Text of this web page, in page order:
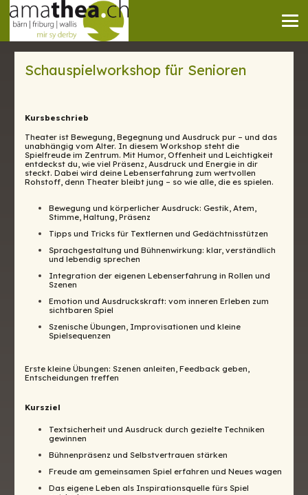
Schauspielworkshop für Senioren
Kursbeschrieb
Theater ist Bewegung, Begegnung und Ausdruck pur – und das
unabhängig vom Alter. In diesem Workshop steht die
Spielfreude im Zentrum. Mit Humor, Offenheit und Leichtigkeit
entdeckst du, wie viel Präsenz, Ausdruck und Energie in dir
steckt. Dabei wird deine Lebenserfahrung zum wertvollen
Rohstoff, denn Theater bleibt jung – so wie alle, die es spielen.
Bewegung und körperlicher Ausdruck: Gestik, Atem,
Stimme, Haltung, Präsenz
Tipps und Tricks für Textlernen und Gedächtnisstützen
Sprachgestaltung und Bühnenwirkung: klar, verständlich
und lebendig sprechen
Integration der eigenen Lebenserfahrung in Rollen und
Szenen
Emotion und Ausdruckskraft: vom inneren Erleben zum
sichtbaren Spiel
Szenische Übungen, Improvisationen und kleine
Spielsequenzen
Erste kleine Übungen: Szenen anleiten, Feedback geben,
Entscheidungen treffen
Kursziel
Textsicherheit und Ausdruck durch gezielte Techniken
gewinnen
Bühnenpräsenz und Selbstvertrauen stärken
Freude am gemeinsamen Spiel erfahren und Neues wagen
Das eigene Leben als Inspirationsquelle fürs Spiel